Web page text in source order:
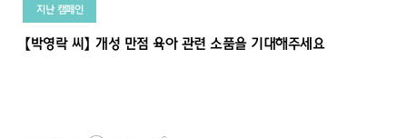
지난 캠페인
【박영락 씨】 개성 만점 육아 관련 소품을 기대해주세요